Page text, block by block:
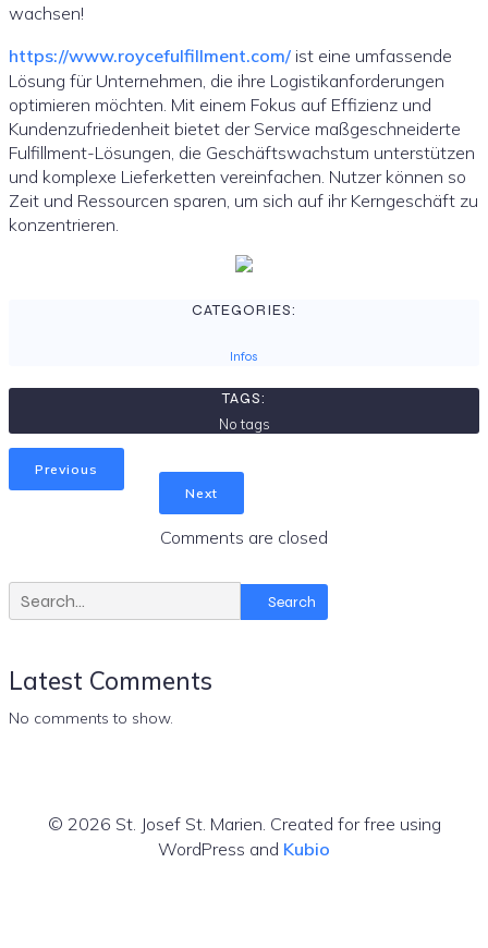
wachsen!
https://www.roycefulfillment.com/ ist eine umfassende
Lösung für Unternehmen, die ihre Logistikanforderungen
optimieren möchten. Mit einem Fokus auf Effizienz und
Kundenzufriedenheit bietet der Service maßgeschneiderte
Fulfillment-Lösungen, die Geschäftswachstum unterstützen
und komplexe Lieferketten vereinfachen. Nutzer können so
Zeit und Ressourcen sparen, um sich auf ihr Kerngeschäft zu
konzentrieren.
CATEGORIES:
Infos
TAGS:
No tags
Previous
Next
Comments are closed
Search
Latest Comments
No comments to show.
© 2026 St. Josef St. Marien. Created for free using
WordPress and Kubio